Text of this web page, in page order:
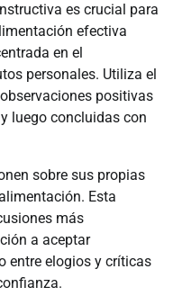
es crucial para
efectiva
en el
personales. Utiliza el
positivas
luego concluidas con
sobre sus propias
Esta
más
a aceptar
entre elogios y críticas